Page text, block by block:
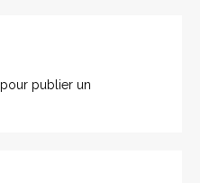
pour publier un